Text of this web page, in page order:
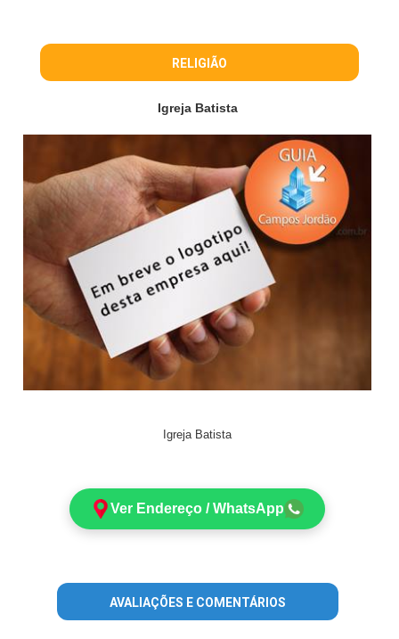
RELIGIÃO
Igreja Batista
Igreja Batista
Ver Endereço / WhatsApp
AVALIAÇÕES E COMENTÁRIOS